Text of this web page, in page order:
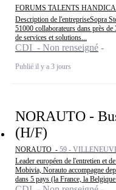
FORUMS TALENTS
Description de l'entrepriseSopra
51000 collaborateurs dans près
de services et solutions...
CDI - Non renseigné
Publié il y a 3 jours
NORAUTO -
(H/F)
NORAUTO - 59 -
Leader européen de l'entretien et
Mobivia, Norauto accompagne
dans 5 pays (la France, la